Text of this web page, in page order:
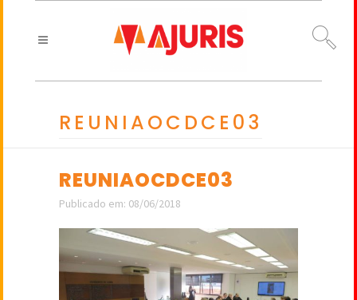
REUNIAOCDCE03
REUNIAOCDCE03
Publicado em: 08/06/2018